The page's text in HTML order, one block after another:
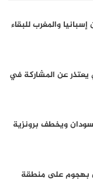
والمغرب للبقاء
يعتذر عن المشاركة في
ويخطف برونزية
بهجوم على منطقة